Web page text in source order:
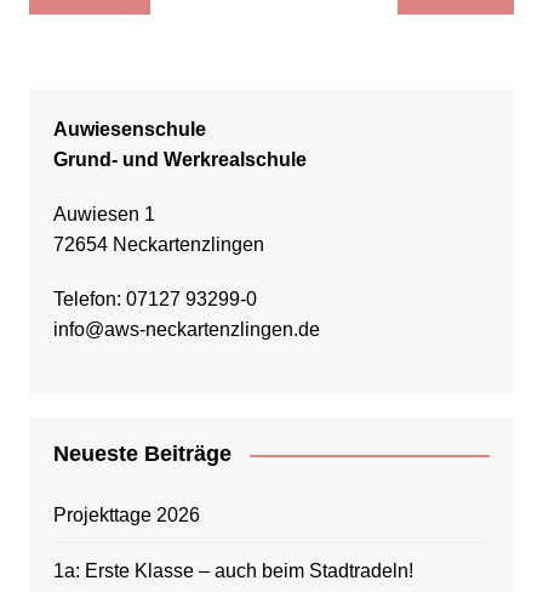
Auwiesenschule
Grund- und Werkrealschule
Auwiesen 1
72654 Neckartenzlingen
Telefon: 07127 93299-0
info@aws-neckartenzlingen.de
Neueste Beiträge
Projekttage 2026
1a: Erste Klasse – auch beim Stadtradeln!